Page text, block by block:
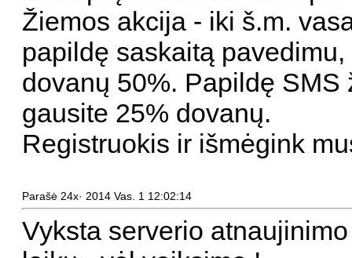
Žiemos akcija - iki š.m.
papildę saskaitą
dovanų 50%. Papildę SMS
gausite 25% dovanų.
Registruokis ir išmėgink
Parašė 24x· 2014 Vas. 1 12:02:14
Vyksta serverio